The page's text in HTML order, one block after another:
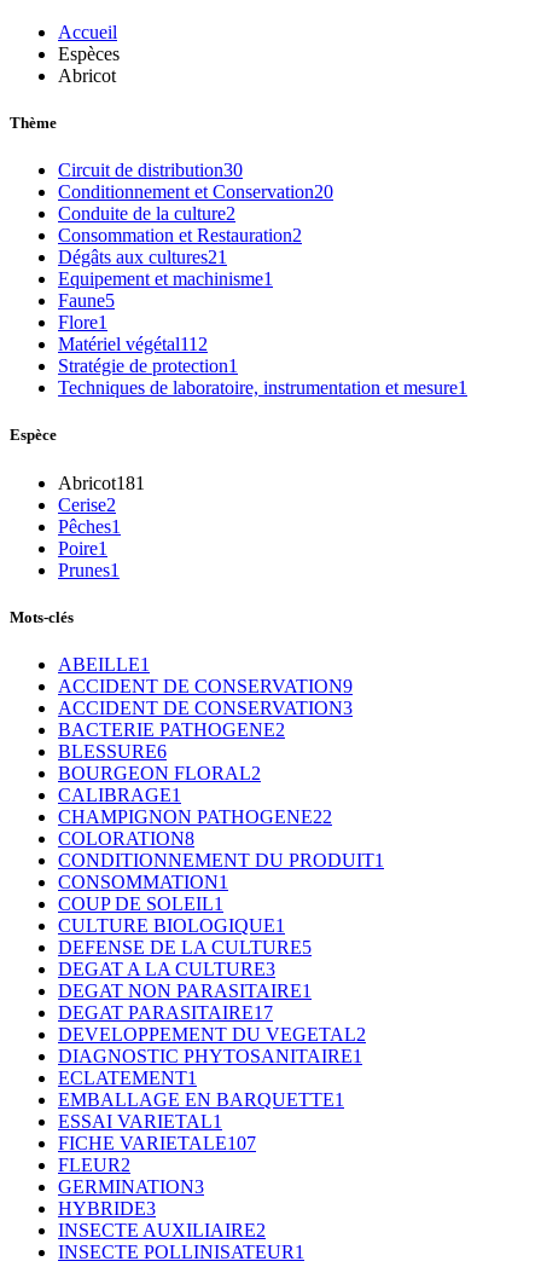
Accueil
Espèces
Abricot
Thème
Circuit de distribution30
Conditionnement et Conservation20
Conduite de la culture2
Consommation et Restauration2
Dégâts aux cultures21
Equipement et machinisme1
Faune5
Flore1
Matériel végétal112
Stratégie de protection1
Techniques de laboratoire, instrumentation et mesure1
Espèce
Abricot181
Cerise2
Pêches1
Poire1
Prunes1
Mots-clés
ABEILLE1
ACCIDENT DE CONSERVATION9
ACCIDENT DE CONSERVATION3
BACTERIE PATHOGENE2
BLESSURE6
BOURGEON FLORAL2
CALIBRAGE1
CHAMPIGNON PATHOGENE22
COLORATION8
CONDITIONNEMENT DU PRODUIT1
CONSOMMATION1
COUP DE SOLEIL1
CULTURE BIOLOGIQUE1
DEFENSE DE LA CULTURE5
DEGAT A LA CULTURE3
DEGAT NON PARASITAIRE1
DEGAT PARASITAIRE17
DEVELOPPEMENT DU VEGETAL2
DIAGNOSTIC PHYTOSANITAIRE1
ECLATEMENT1
EMBALLAGE EN BARQUETTE1
ESSAI VARIETAL1
FICHE VARIETALE107
FLEUR2
GERMINATION3
HYBRIDE3
INSECTE AUXILIAIRE2
INSECTE POLLINISATEUR1